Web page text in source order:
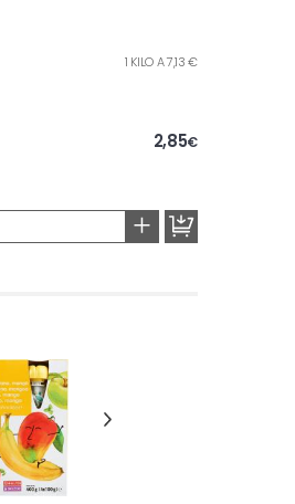
1 KILO A 7,13 €
2,85€
+